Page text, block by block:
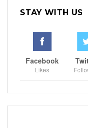
STAY WITH US
Facebook
Likes